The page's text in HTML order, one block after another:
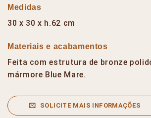
Medidas
30 x 30 x h.62 cm
Materiais e acabamentos
Feita com estrutura de bronze
mármore Blue Mare.
SOLICITE MAIS INFORMAÇÕES